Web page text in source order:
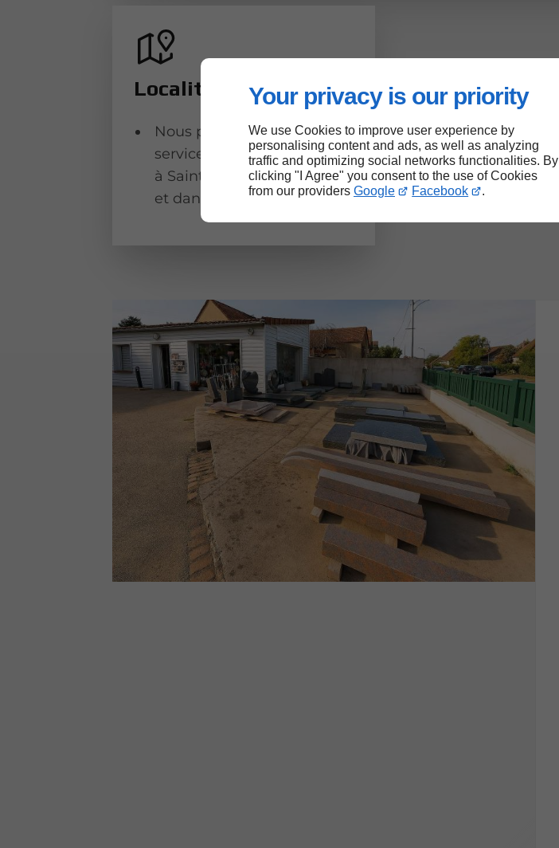
Your privacy is our priority
We use Cookies to improve user experience by
personalising content and ads, as well as analyzing
traffic and optimizing social networks functionalities. By
clicking "I Agree" you consent to the use of Cookies
from our providers Google Facebook .
Localités
Nous proposons nos
services à Limours, à Orsay,
à Saint-Arnoult-en-Yvelines
et dans les villes alentour.